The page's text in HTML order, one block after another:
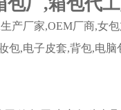
厂家,OEM厂商,女
包,电子皮套,背包,电